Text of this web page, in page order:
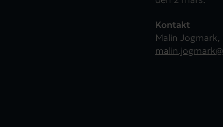
Kontakt
Malin